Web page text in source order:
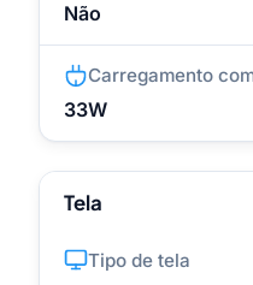
Não
Carregamento
33W
Tela
Tipo de tela